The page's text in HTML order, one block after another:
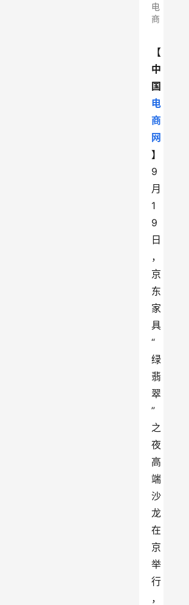
电
商
【
中
国
电
商
网
】
9
月
1
9
日
，
京
东
家
具
“
绿
翡
翠
”
之
夜
高
端
沙
龙
在
京
举
行
，